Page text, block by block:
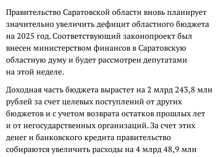
Правительство Саратовской области вновь планирует
значительно увеличить дефицит областного бюджета
на 2025 год. Соответствующий законопроект был
внесен министерством финансов в Саратовскую
областную думу и будет рассмотрен депутатами
на этой неделе.
Доходная часть бюджета вырастет на 2 млрд 243,8 млн
рублей за счет целевых поступлений от других
бюджетов и с учетом возврата остатков прошлых лет
и от негосударственных организаций. За счет этих
денег и банковского кредита правительство
собираются увеличить расходы на 4 млрд 48,9 млн